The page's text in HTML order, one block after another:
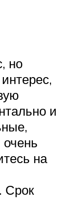
но
и
на
Срок